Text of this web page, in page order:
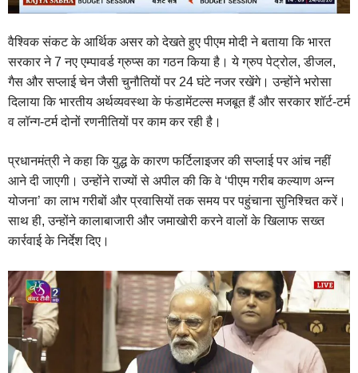
वैश्विक संकट के आर्थिक असर को देखते हुए पीएम मोदी ने बताया कि भारत
सरकार ने 7 नए एम्पावर्ड ग्रुप्स का गठन किया है। ये ग्रुप पेट्रोल, डीजल,
गैस और सप्लाई चेन जैसी चुनौतियों पर 24 घंटे नजर रखेंगे। उन्होंने भरोसा
दिलाया कि भारतीय अर्थव्यवस्था के फंडामेंटल्स मजबूत हैं और सरकार शॉर्ट-टर्म
व लॉन्ग-टर्म दोनों रणनीतियों पर काम कर रही है।
प्रधानमंत्री ने कहा कि युद्ध के कारण फर्टिलाइजर की सप्लाई पर आंच नहीं
आने दी जाएगी। उन्होंने राज्यों से अपील की कि वे ‘पीएम गरीब कल्याण अन्न
योजना’ का लाभ गरीबों और प्रवासियों तक समय पर पहुंचाना सुनिश्चित करें।
साथ ही, उन्होंने कालाबाजारी और जमाखोरी करने वालों के खिलाफ सख्त
कार्रवाई के निर्देश दिए।